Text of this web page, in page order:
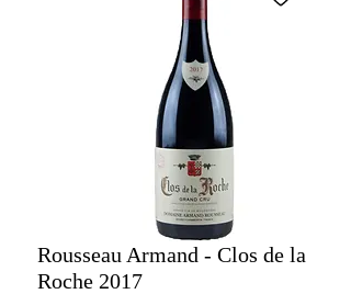
Rousseau Armand - Clos de la
Roche 2017